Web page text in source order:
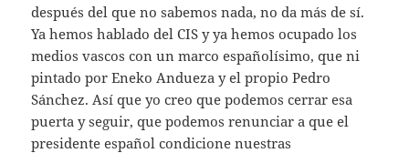
después del que no sabemos nada, no da más de sí.
Ya hemos hablado del CIS y ya hemos ocupado los
medios vascos con un marco españolísimo, que ni
pintado por Eneko Andueza y el propio Pedro
Sánchez. Así que yo creo que podemos cerrar esa
puerta y seguir, que podemos renunciar a que el
presidente español condicione nuestras